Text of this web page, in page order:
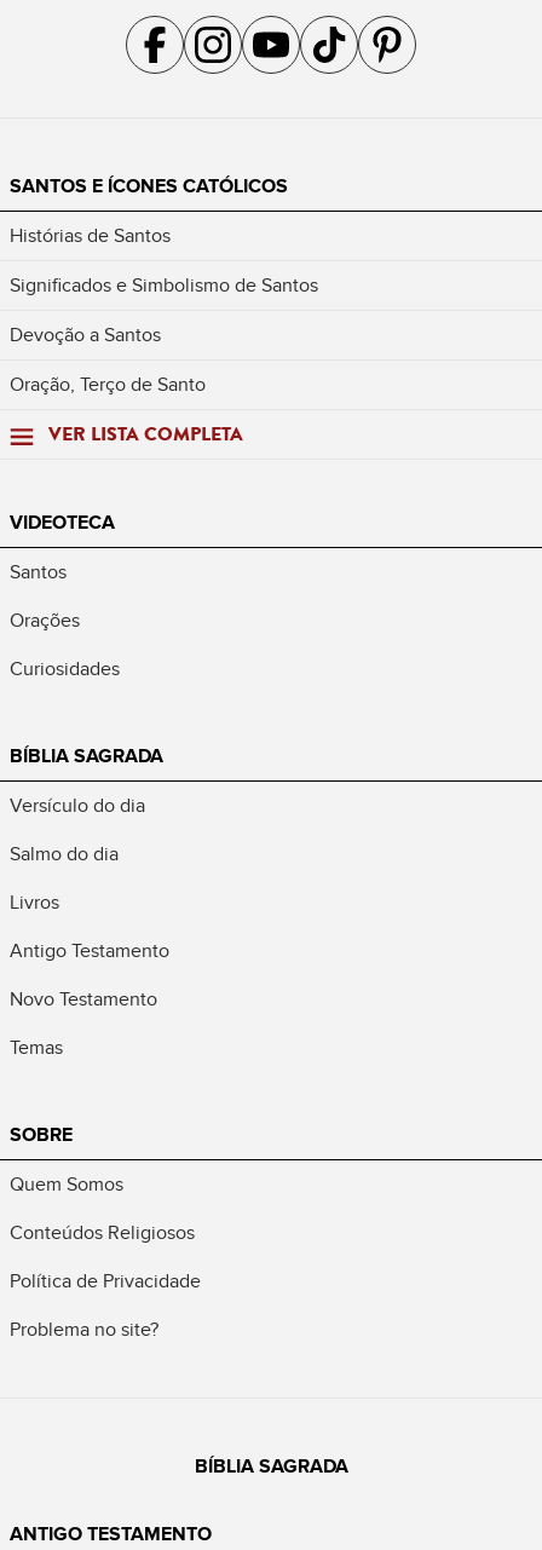
Acompanhe a gente no Facebook
Acompanhe a gente no Instagram
Acompanhe a gente no YouTube
Acompanhe a gente no TikTok
Acompanhe a gente no
SANTOS E ÍCONES CATÓLICOS
Histórias de Santos
Significados e Simbolismo de Santos
Devoção a Santos
Oração, Terço de Santo
VER LISTA COMPLETA
VIDEOTECA
Santos
Orações
Curiosidades
BÍBLIA SAGRADA
Versículo do dia
Salmo do dia
Livros
Antigo Testamento
Novo Testamento
Temas
SOBRE
Quem Somos
Conteúdos Religiosos
Política de Privacidade
Problema no site?
BÍBLIA SAGRADA
ANTIGO TESTAMENTO